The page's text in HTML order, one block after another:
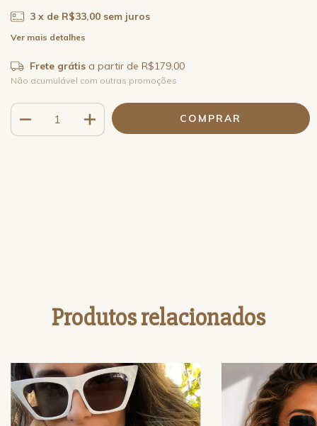
3 x de R$33,00 sem juros
Ver mais detalhes
Frete grátis a partir de R$179,00
Não acumulável com outras promoções
Produtos relacionados